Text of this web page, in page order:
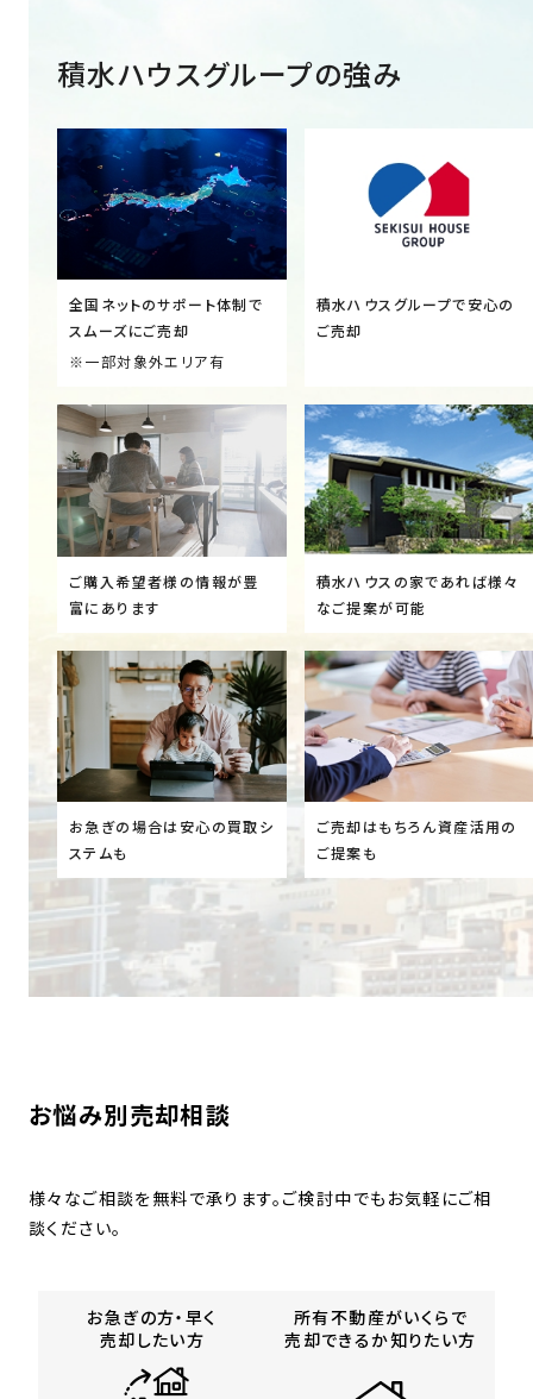
積水ハウスグループの強み
全国ネットのサポート体制で
スムーズにご売却
※一部対象外エリア有
積水ハウスグループで安心の
ご売却
ご購入希望者様の情報が豊
富にあります
積水ハウスの家であれば様々
なご提案が可能
お急ぎの場合は安心の買取シ
ステムも
ご売却はもちろん資産活用の
ご提案も
お悩み別売却相談
様々なご相談を無料で承ります。ご検討中でもお気軽にご相
談ください。
お急ぎの方・早く
売却したい方
所有不動産がいくらで
売却できるか知りたい方